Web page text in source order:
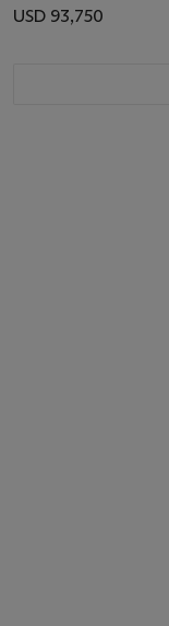
USD 93,750